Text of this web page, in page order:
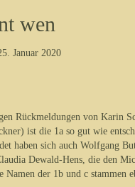
wen
Januar 2020
Rückmeldungen von Karin
ist die 1a so gut wie
haben sich auch Wolfgang
Dewald-Hens, die den
Namen der 1b und c stammen